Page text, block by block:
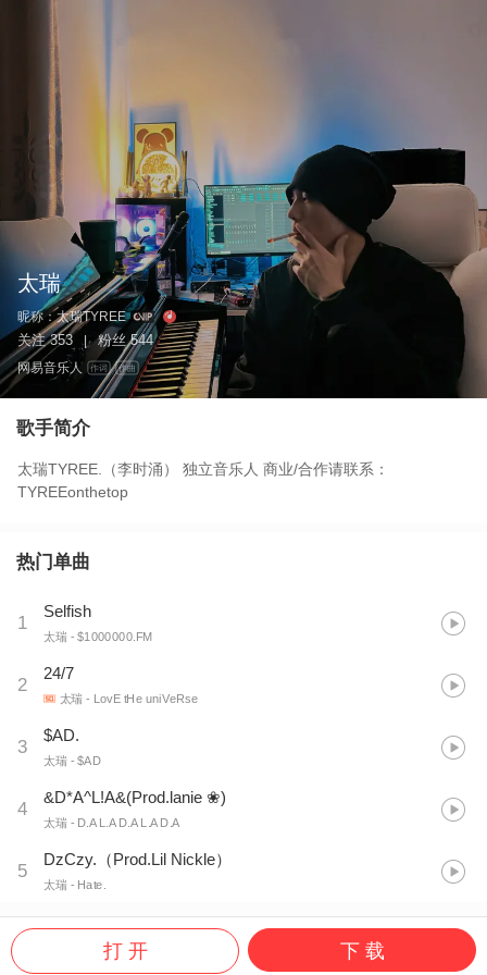
太瑞
昵称：太瑞TYREE
关注 353 粉丝 544
网易音乐人 作词 作曲
歌手简介
太瑞TYREE.（李时涌） 独立音乐人 商业/合作请联系：
TYREEonthetop
热门单曲
1
Selfish
太瑞- $1000000.FM
2
24/7
太瑞 - LovE tHe uniVeRse
3
$AD.
太瑞- $AD
4
&D*A^L!A&(Prod.lanie ❀)
太瑞- D.A L.A D.A L.A D.A
5
DzCzy.（Prod.Lil Nickle）
太瑞- Hate.
打 开 下 载